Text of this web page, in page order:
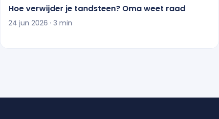
Hoe verwijder je tandsteen? Oma weet raad
24 jun 2026 · 3 min